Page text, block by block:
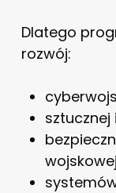
Dlatego
rozwój:
sztucznej